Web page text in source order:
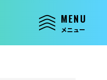
MENU
メニュー